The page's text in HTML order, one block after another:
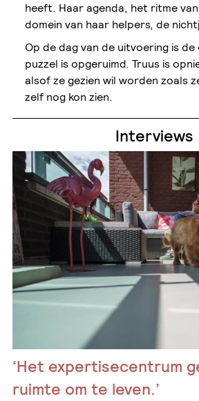
heeft. Haar agenda, het ritme
domein van haar helpers, de
Op de dag van de uitvoering is
puzzel is opgeruimd. Truus is
alsof ze gezien wil worden zoals
zelf nog kon zien.
Interviews
‘Het expertisecentrum
ruimte om te leven.’